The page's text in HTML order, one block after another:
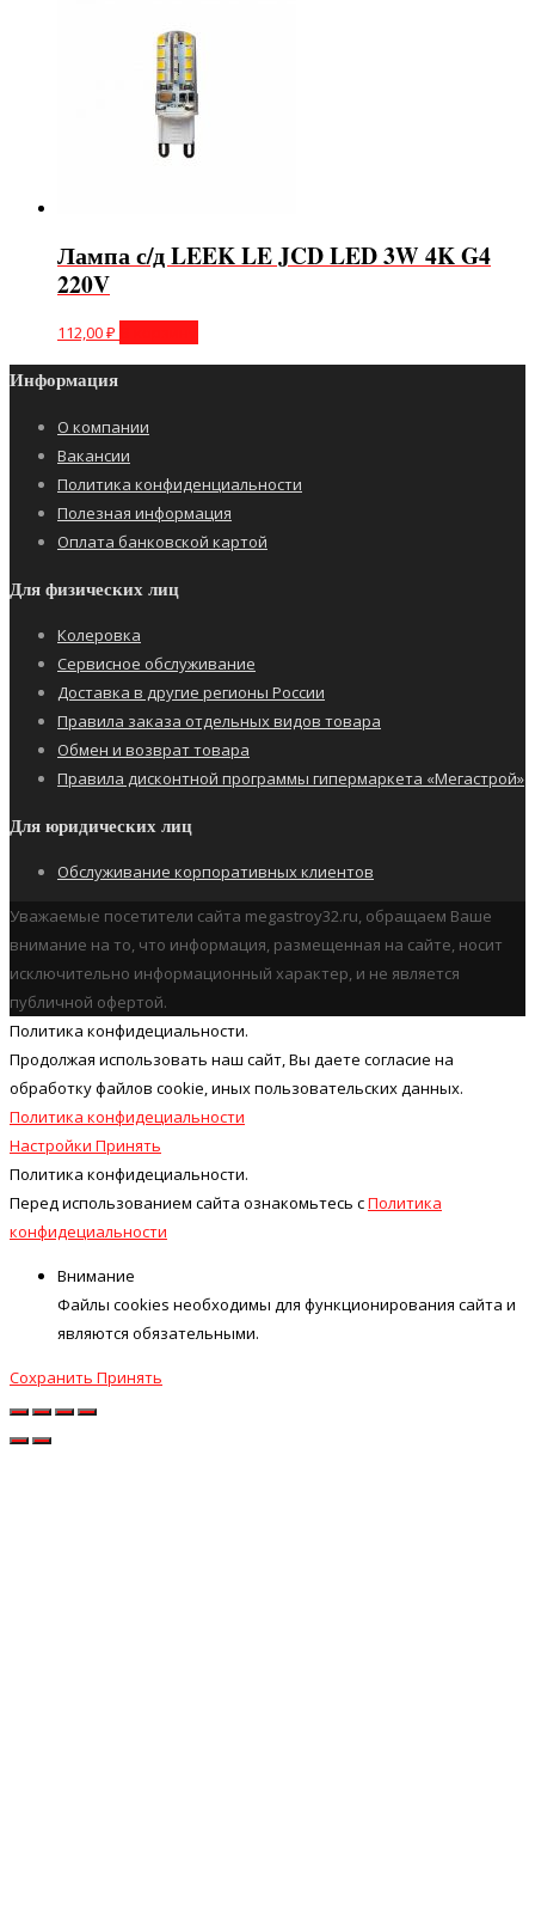
Лампа с/д LEEK LE JCD LED 3W 4K G4
220V
112,00₽
Информация
О компании
Вакансии
Политика конфиденциальности
Полезная информация
Оплата банковской картой
Для физических лиц
Колеровка
Сервисное обслуживание
Доставка в другие регионы России
Правила заказа отдельных видов товара
Обмен и возврат товара
Правила дисконтной программы гипермаркета «Мегастрой»
Для юридических лиц
Обслуживание корпоративных клиентов
Уважаемые посетители сайта megastroy32.ru, обращаем Ваше
внимание на то, что информация, размещенная на сайте, носит
исключительно информационный характер, и не является
публичной офертой.
Политика конфидециальности.
Продолжая использовать наш cайт, Вы даете согласие на
обработку файлов cookie, иных пользовательских данных.
Политика конфидециальности
Настройки Принять
Политика конфидециальности.
Перед использованием сайта ознакомьтесь сПолитика
конфидециальности
Внимание
Файлы cookies необходимы для функционирования сайта и
являются обязательными.
Сохранить Принять